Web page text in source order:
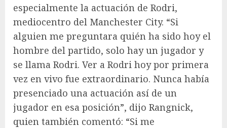
especialmente la actuación de Rodri,
mediocentro del Manchester City. “Si
alguien me preguntara quién ha sido hoy el
hombre del partido, solo hay un jugador y
se llama Rodri. Ver a Rodri hoy por primera
vez en vivo fue extraordinario. Nunca había
presenciado una actuación así de un
jugador en esa posición”, dijo Rangnick,
quien también comentó: “Si me